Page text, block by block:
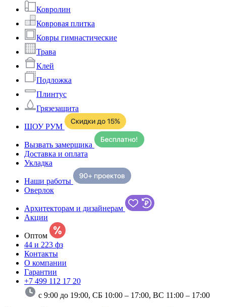
Ковролин
Ковровая плитка
Ковры гимнастические
Трава
Клей
Подложка
Плинтус
Грязезащита
ШОУ РУМ
Вызвать замерщика
Доставка и оплата
Укладка
Наши работы
Оверлок
Архитекторам и дизайнерам
Акции
Оптом
44 и 223 фз
Контакты
О компании
Гарантии
+7 499 112 17 20
с 9:00 до 19:00, СБ 10:00 – 17:00, ВС 11:00 – 17:00